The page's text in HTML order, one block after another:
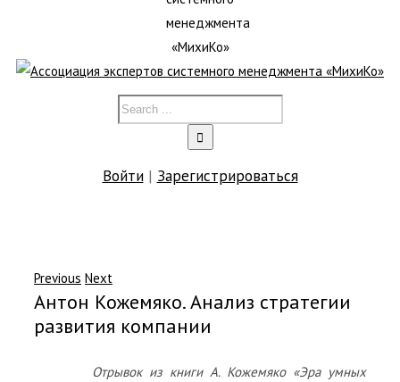
Войти| Зарегистрироваться
Previous Next
Антон Кожемяко. Анализ стратегии
развития компании
Отрывок из книги А. Кожемяко «Эра умных